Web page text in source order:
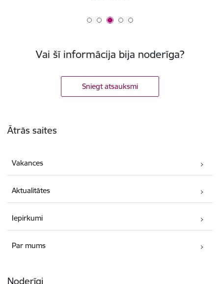
Vai šī informācija bija noderīga?
Sniegt atsauksmi
Ātrās saites
Vakances
Aktualitātes
Iepirkumi
Par mums
Noderīgi